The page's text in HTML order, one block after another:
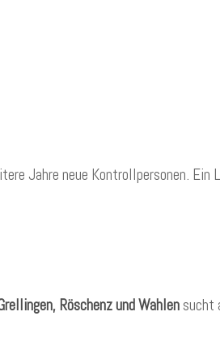
Jahre neue Kontrollpersonen. Ein
Röschenz und Wahlensucht